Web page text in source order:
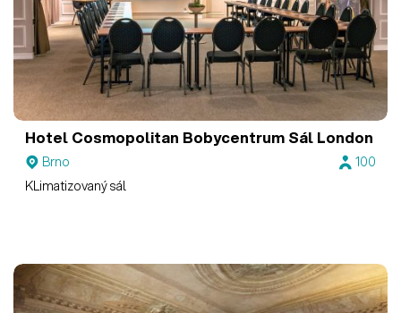
Hotel Cosmopolitan Bobycentrum Sál London
Brno
100
KLimatizovaný sál